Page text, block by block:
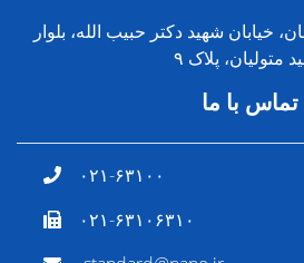
خیابان شهید دکتر حبیب الله، بلوار
متولیان، پلاک ۹
تماس با ما
۰۲۱-۶۳۱۰۰
۰۲۱-۶۳۱۰۶۳۱۰